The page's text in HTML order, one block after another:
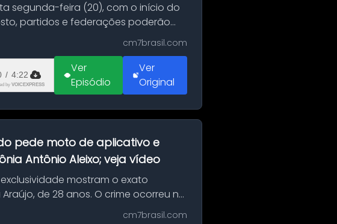
segunda-feira (20), com o início do
partidos e federações poderão
cm7brasil.com
/ 4:22
by VOICEXPRESS
Ver
Episódio
Ver
Original
pede moto de aplicativo e
Antônio Aleixo; veja vídeo
mostram o exato
de 28 anos. O crime ocorreu na
cm7brasil.com